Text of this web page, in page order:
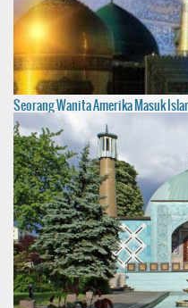
Seorang Wanita Amerika Masuk